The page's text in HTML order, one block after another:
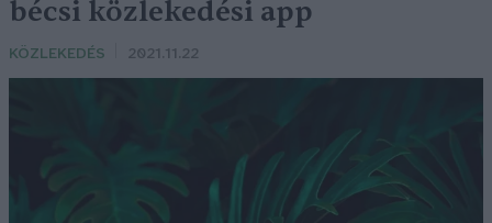
bécsi közlekedési app
KÖZLEKEDÉS 2021.11.22